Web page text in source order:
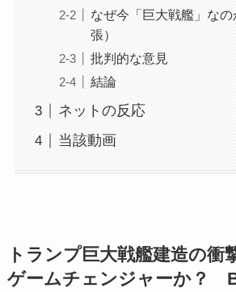
なぜ今「巨大戦艦」な
張）
批判的な意見
結論
ネットの反応
当該動画
トランプ巨大戦艦建造の衝
ゲームチェンジャーか？